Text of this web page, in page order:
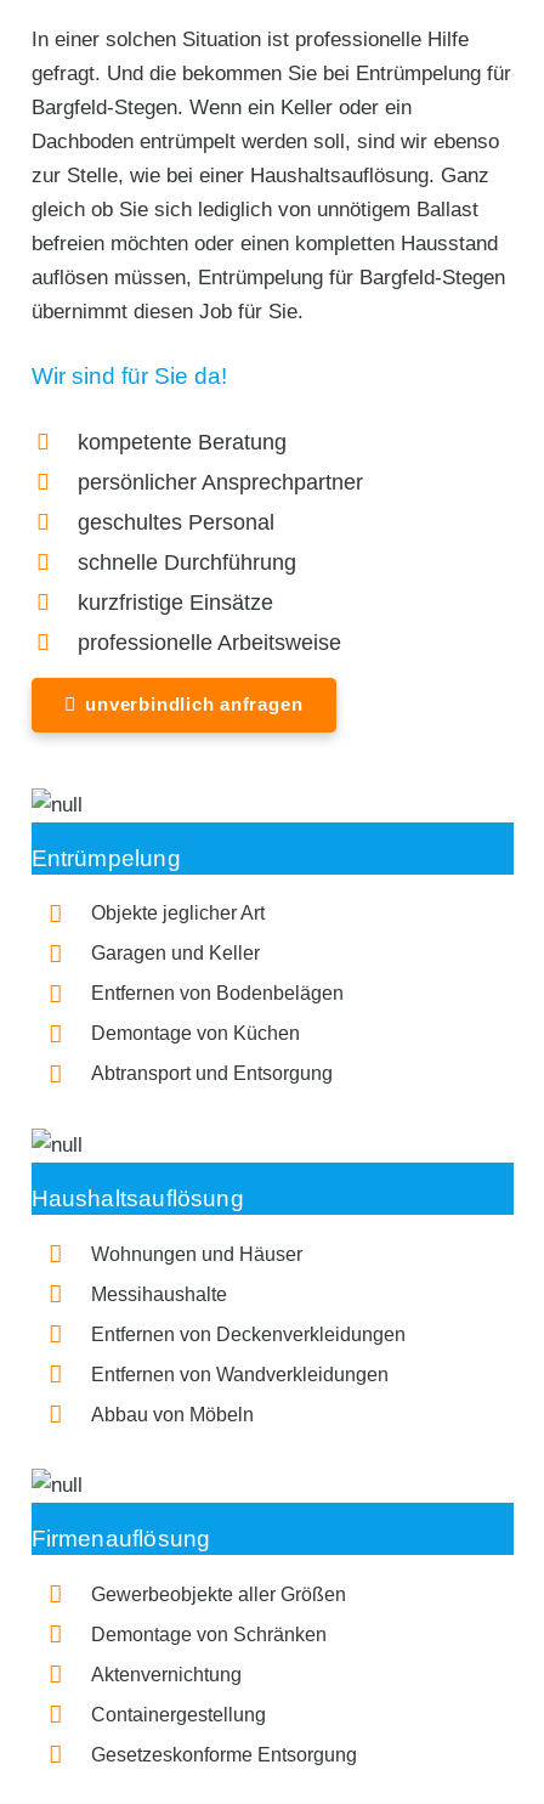
In einer solchen Situation ist professionelle Hilfe
gefragt. Und die bekommen Sie bei Entrümpelung für
Bargfeld-Stegen. Wenn ein Keller oder ein
Dachboden entrümpelt werden soll, sind wir ebenso
zur Stelle, wie bei einer Haushaltsauflösung. Ganz
gleich ob Sie sich lediglich von unnötigem Ballast
befreien möchten oder einen kompletten Hausstand
auflösen müssen, Entrümpelung für Bargfeld-Stegen
übernimmt diesen Job für Sie.
Wir sind für Sie da!
kompetente Beratung
persönlicher Ansprechpartner
geschultes Personal
schnelle Durchführung
kurzfristige Einsätze
professionelle Arbeitsweise
unverbindlich anfragen
Entrümpelung
Objekte jeglicher Art
Garagen und Keller
Entfernen von Bodenbelägen
Demontage von Küchen
Abtransport und Entsorgung
Haushaltsauflösung
Wohnungen und Häuser
Messihaushalte
Entfernen von Deckenverkleidungen
Entfernen von Wandverkleidungen
Abbau von Möbeln
Firmenauflösung
Gewerbeobjekte aller Größen
Demontage von Schränken
Aktenvernichtung
Containergestellung
Gesetzeskonforme Entsorgung